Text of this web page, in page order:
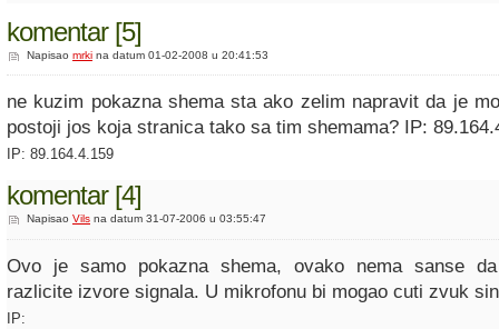
komentar [5]
Napisao mrki na datum 01-02-2008 u 20:41:53
ne kuzim pokazna shema sta ako zelim napravit da je
postoji jos koja stranica tako sa tim shemama? IP:
IP: 89.164.4.159
komentar [4]
Napisao Vils na datum 31-07-2006 u 03:55:47
Ovo je samo pokazna shema, ovako nema sanse
razlicite izvore signala. U mikrofonu bi mogao cuti zvuk
IP: